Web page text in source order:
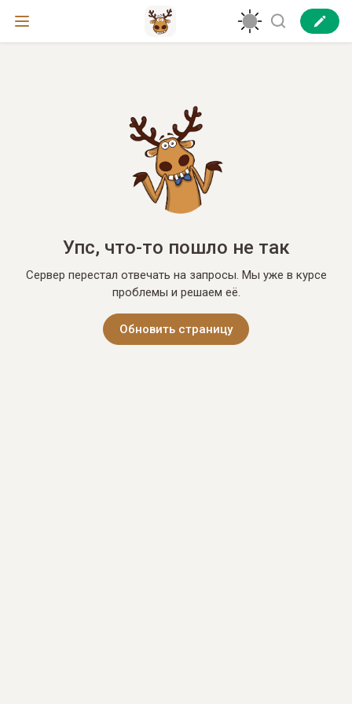
Упс, что-то пошло не так
Сервер перестал отвечать на запросы. Мы уже в курсе
проблемы и решаем её.
Обновить страницу